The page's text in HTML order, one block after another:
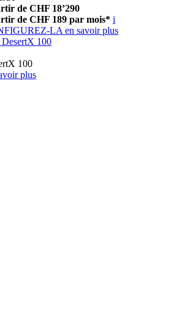
de CHF 18’290
de CHF 189 par mois* i
LA en savoir plus
DesertX 100
100
plus